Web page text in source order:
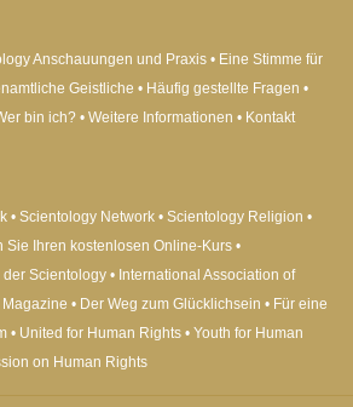
Anschauungen und Praxis
Eine Stimme für
Geistliche
Häufig gestellte Fragen
bin ich? Weitere Informationen
Kontakt
Scientology Network
Scientology Religion
Sie Ihren kostenlosen Online-Kurs
der Scientology
International Association of
Magazine Der Weg zum Glücklichsein
Für eine
United for Human Rights
Youth for Human
on Human Rights